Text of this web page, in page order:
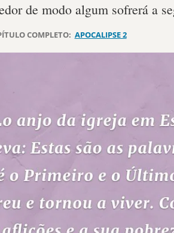
de modo algum sofrerá a
COMPLETO: APOCALIPSE 2